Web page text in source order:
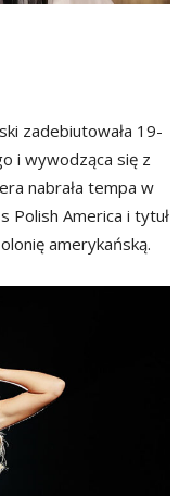
zadebiutowała 19-
i wywodząca się z
nabrała tempa w
Polish America i tytuł
amerykańską.